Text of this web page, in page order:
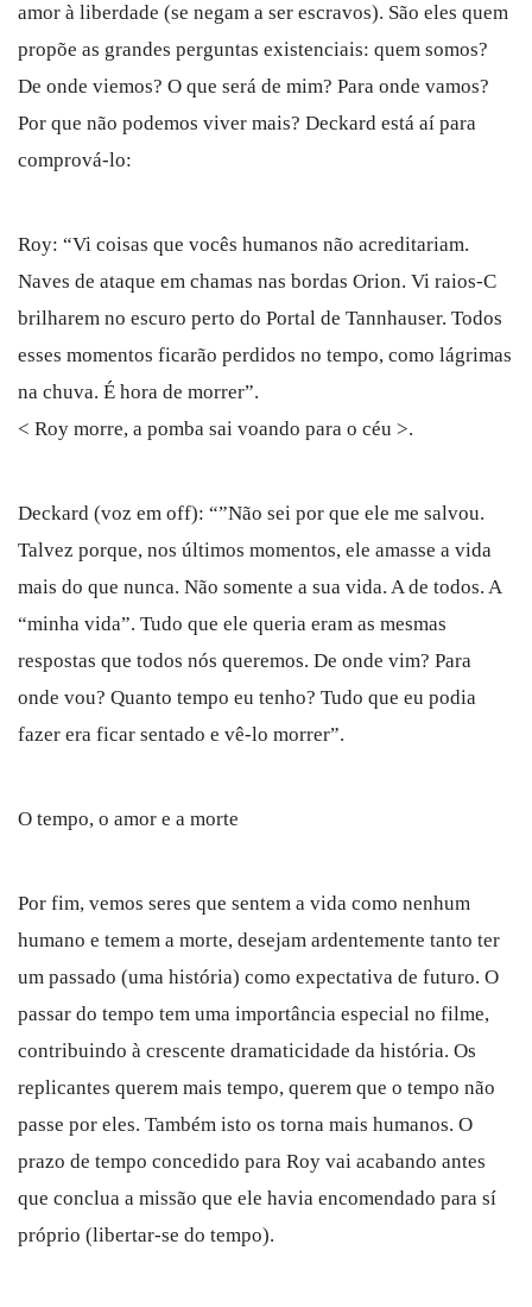
amor à liberdade (se negam a ser escravos). São eles quem
propõe as grandes perguntas existenciais: quem somos?
De onde viemos? O que será de mim? Para onde vamos?
Por que não podemos viver mais? Deckard está aí para
comprová-lo:
Roy: “Vi coisas que vocês humanos não acreditariam.
Naves de ataque em chamas nas bordas Orion. Vi raios-C
brilharem no escuro perto do Portal de Tannhauser. Todos
esses momentos ficarão perdidos no tempo, como lágrimas
na chuva. É hora de morrer”.
< Roy morre, a pomba sai voando para o céu >.
Deckard (voz em off): “”Não sei por que ele me salvou.
Talvez porque, nos últimos momentos, ele amasse a vida
mais do que nunca. Não somente a sua vida. A de todos. A
“minha vida”. Tudo que ele queria eram as mesmas
respostas que todos nós queremos. De onde vim? Para
onde vou? Quanto tempo eu tenho? Tudo que eu podia
fazer era ficar sentado e vê-lo morrer”.
O tempo, o amor e a morte
Por fim, vemos seres que sentem a vida como nenhum
humano e temem a morte, desejam ardentemente tanto ter
um passado (uma história) como expectativa de futuro. O
passar do tempo tem uma importância especial no filme,
contribuindo à crescente dramaticidade da história. Os
replicantes querem mais tempo, querem que o tempo não
passe por eles. Também isto os torna mais humanos. O
prazo de tempo concedido para Roy vai acabando antes
que conclua a missão que ele havia encomendado para sí
próprio (libertar-se do tempo).